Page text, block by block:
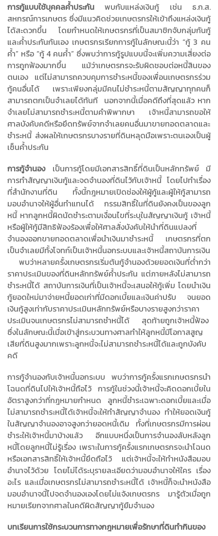
การกู้แบบใช้บุคคลค้ำประกัน พบกับแหล่งเงินกู้ เช่น ธ.ก.ส.
สหกรณ์การเกษตร ซึ่งมีแนวคิดช่วยเกษตรกรให้เข้าถึงแหล่งเงินกู้
ได้สะดวกขึ้น โดยกำหนดให้เกษตรกรที่เป็นสมาชิกจับกลุ่มกันกู้
และค้ำประกันกันเอง เกษตรกรเรียกการกู้ในลักษณะนี้ว่า “กู้ 3 คน
ค้ำ” หรือ “กู้ 4 คนค้ำ” ซึ่งพบว่าการกู้รูปแบบนี้จะเพิ่มความเสี่ยงต่อ
การถูกฟ้องมากขึ้น แม้ว่าเกษตรกรจะรับผิดชอบต่อหนี้สินของ
ตนเอง แต่ไม่สามารถควบคุมการชำระหนี้ของเพื่อนเกษตรกรร่วม
กู้คนอื่นได้ เพราะเพียงกลุ่มมีคนไม่ชำระหนี้ตามสัญญาทุกคนก็
สามารถตกเป็นจำเลยได้ทันที นอกจากนี้เมื่อคดีถึงที่สุดแล้ว หาก
จำเลยไม่สามารถชำระหนี้ตามคำพิพากษา เจ้าหนี้สามารถขอให้
ศาลบังคับคดีหรือยึดทรัพย์จากจำเลยคนอื่นมาขายทอดตลาดและ
ชำระหนี้ ส่งผลให้เกษตรกรบางรายที่ดินหลุดมือเพราะตนเองเป็นผู้
เซ็นค้ำประกัน
การกู้จำนองเป็นการกู้โดยมีเอกสารสิทธิ์ที่ดินเป็นหลักทรัพย์ มี
การทำสัญญาเงินกู้และจดจำนองที่ดินไว้กับเจ้าหนี้ โดยไปทำเรื่อง
ที่สำนักงานที่ดิน ทั้งนี้กฎหมายเปิดช่องให้ผู้กู้และผู้ให้กู้สามารถ
มอบอำนาจให้ผู้อื่นทำแทนได้ กรรมสิทธิ์ในที่ดินยังคงเป็นของลูก
หนี้ หากลูกหนี้ผิดนัดชำระตามเงื่อนไขที่ระบุในสัญญาเงินกู้ เจ้าหนี้
หรือผู้ให้กู้มีสิทธิฟ้องร้องเพื่อให้ศาลสั่งบังคับให้นำที่ดินแปลงที่
จำนองออกขายทอดตลาดเพื่อนำเงินมาชำระหนี้ เกษตรกรที่ตก
เป็นจำเลยมีทั้งโจทก์เป็นเจ้าหนี้นอกระบบและเจ้าหนี้สถาบันการเงิน
พบว่าหลายครั้งเกษตรกรเริ่มต้นกู้จำนองด้วยยอดเงินที่ต่ำกว่า
ราคาประเมินของที่ดินหลักทรัพย์ค้ำประกัน แต่ภายหลังไม่สามารถ
ชำระหนี้ได้ สถาบันการเงินที่เป็นเจ้าหนี้จะเสนอให้กู้เพิ่ม โดยนำเงิน
กู้ยอดใหม่มาจ่ายหนี้ยอดเก่าที่มีดอกเบี้ยและเงินค่าปรับ จนยอด
เงินกู้สูงเท่ากับราคาประเมินหลักทรัพย์หรือบางรายสูงกว่าราคา
ประเมินจนเกษตรกรไม่สามารถชำหนี้ได้ สุดท้ายถูกเจ้าหนี้ฟ้อง
ซึ่งในลักษณะนี้เมื่อเข้าสู่กระบวนทางศาลทำให้ลูกหนี้มีโอกาสสูญ
เสียที่ดินสูงมากเพราะลูกหนี้จะไม่สามารถชำระหนี้ได้และถูกบังคับ
คดี
การกู้จำนองกับเจ้าหนี้นอกระบบ พบว่าการกู้ครั้งแรกเกษตรกรนำ
โฉนดที่ดินไปให้เจ้าหนี้ถือไว้ การกู้ในช่วงนี้เจ้าหนี้จะคิดดอกเบี้ยใน
อัตราสูงกว่าที่กฎหมายกำหนด ลูกหนี้ชำระเฉพาะดอกเบี้ยและเมื่อ
ไม่สามารถชำระหนี้ได้เจ้าหนี้จะให้ทำสัญญาจำนอง ทำให้ยอดเงินกู้
ในสัญญาจำนองอาจสูงกว่ายอดหนี้เดิม ทั้งที่เกษตรกรมีการผ่อน
ชำระให้เจ้าหนี้มาบ้างแล้ว อีกแบบหนึ่งเป็นการจำนองลับหลังลูก
หนี้โดยลูกหนี้ไม่รู้เรื่อง เพราะในการกู้ครั้งแรกเกษตรกรจะนำโฉนด
หรือเอกสารสิทธิ์ให้เจ้าหนี้ยึดถือไว้ แต่เจ้าหนี้จะให้ทำหนังสือมอบ
อำนาจไว้ด้วย โดยไม่ได้ระบุรายละเอียดว่ามอบอำนาจให้ใคร เรื่อง
อะไร และเมื่อเกษตรกรไม่สามารถชำระหนี้ได้ เจ้าหนี้ก็จะนำหนังสือ
มอบอำนาจนี้ไปจดจำนองเองโดยไม่แจ้งเกษตรกร มารู้ตัวเมื่อถูก
หมายเรียกจากศาลในคดีผิดสัญญากู้ยืมจำนอง
บทเรียนการใช้กระบวนการทางกฎหมายเพื่อรักษาที่ดินทำกินของ